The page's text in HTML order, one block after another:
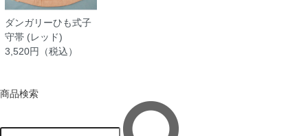
ダンガリーひも式子
守帯 (レッド)
3,520円（税込）
商品検索